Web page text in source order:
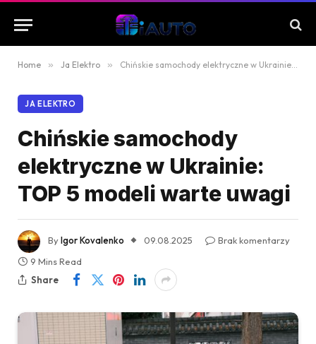
Home » Ja Elektro » Chińskie samochody elektryczne w Ukrainie: TOP 5 modeli warte uwagi
JA ELEKTRO
Chińskie samochody
elektryczne w Ukrainie:
TOP 5 modeli warte uwagi
ByIgor Kovalenko 09.08.2025
Brak komentarzy
9 Mins Read
Share